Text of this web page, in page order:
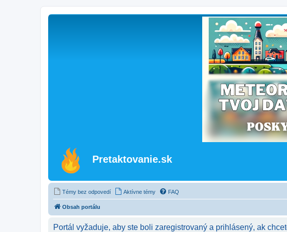
Pretaktovanie.sk
Témy bez odpovedí Aktívne témy FAQ
Obsah portálu
Portál vyžaduje, aby ste boli zaregistrovaný a prihlásený, ak